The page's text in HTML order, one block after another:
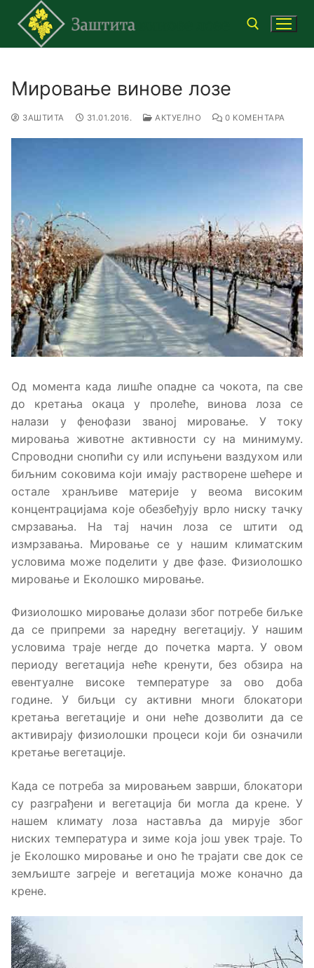
Прескочи
садржаја
Тражи за:
Мировање винове лозе
ЗАШТИТА 31.01.2016. АКТУЕЛНО 0 КОМЕНТАРА
Од момента када лишће опадне са чокота, па све
до кретања окаца у пролеће, винова лоза се
налази у фенофази званој мировање. У току
мировања животне активности су на минимуму.
Спроводни снопићи су или испуњени ваздухом или
биљним соковима који имају растворене шећере и
остале хранљиве материје у веома високим
концентрацијама које обезбеђују врло ниску тачку
смрзавања. На тај начин лоза се штити од
измрзавања. Мировање се у нашим климатским
условима може поделити у две фазе. Физиолошко
мировање и Еколошко мировање.
Физиолошко мировање долази због потребе биљке
да се припреми за наредну вегетацију. У нашим
условима траје негде до почетка марта. У овом
периоду вегетација неће кренути, без обзира на
евентуалне високе температуре за ово доба
године. У биљци су активни многи блокатори
кретања вегетације и они неће дозволити да се
активирају физиолошки процеси који би означили
кретање вегетације.
Када се потреба за мировањем заврши, блокатори
су разграђени и вегетација би могла да крене. У
нашем климату лоза наставља да мирује због
ниских температура и зиме која још увек траје. То
је Еколошко мировање и оно ће трајати све док се
земљиште загреје и вегетација може коначно да
крене.